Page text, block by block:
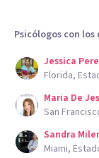
Psicólogos con
Jessica
Florida,
Maria De
San
Sandra
Miami,